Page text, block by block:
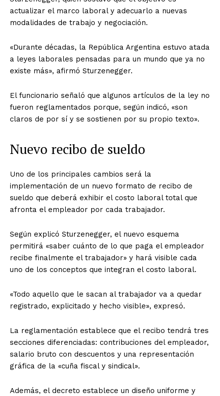
actualizar el marco laboral y adecuarlo a nuevas
modalidades de trabajo y negociación.
«Durante décadas, la República Argentina estuvo atada
a leyes laborales pensadas para un mundo que ya no
existe más», afirmó Sturzenegger.
El funcionario señaló que algunos artículos de la ley no
fueron reglamentados porque, según indicó, «son
claros de por sí y se sostienen por su propio texto».
Nuevo recibo de sueldo
Uno de los principales cambios será la
implementación de un nuevo formato de recibo de
sueldo que deberá exhibir el costo laboral total que
afronta el empleador por cada trabajador.
Según explicó Sturzenegger, el nuevo esquema
permitirá «saber cuánto de lo que paga el empleador
recibe finalmente el trabajador» y hará visible cada
uno de los conceptos que integran el costo laboral.
«Todo aquello que le sacan al trabajador va a quedar
registrado, explicitado y hecho visible», expresó.
La reglamentación establece que el recibo tendrá tres
secciones diferenciadas: contribuciones del empleador,
salario bruto con descuentos y una representación
gráfica de la «cuña fiscal y sindical».
Además, el decreto establece un diseño uniforme y